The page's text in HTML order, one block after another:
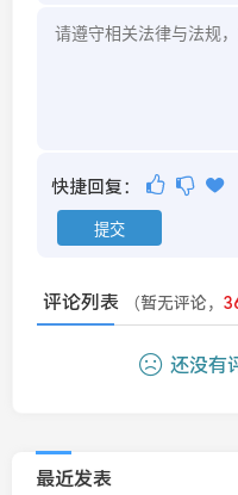
快捷回复：
评论列表 （暂无评论，
还没有
最近发表